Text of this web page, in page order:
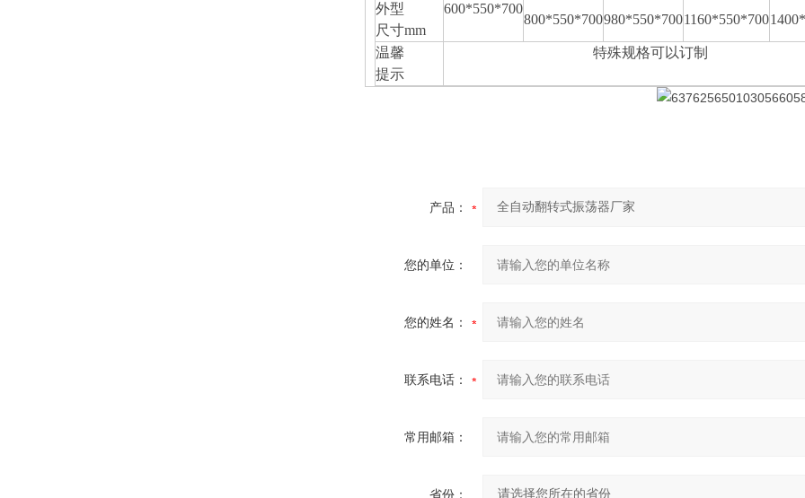
外型
尺寸mm
600*550*700
800*550*700980*550*7001160*550*700
温馨
提示
特殊规格可以订制
产品：
您的单位：
您的姓名：
联系电话：
常用邮箱：
省份：